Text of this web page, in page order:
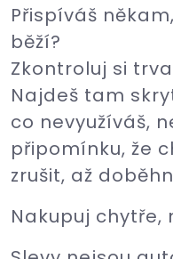
Přispíváš
běží?
Zkontroluj si
Najdeš tam
co nevyužíváš,
připomínku, že
zrušit, až
Nakupuj chytře,